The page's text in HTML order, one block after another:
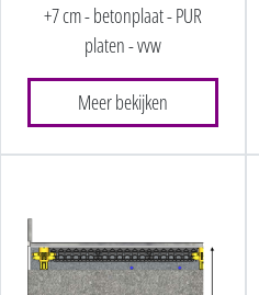
+7 cm - betonplaat - PUR
platen - vvw
Meer bekijken